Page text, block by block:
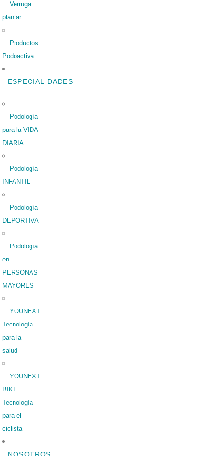
Verruga
plantar
Productos
Podoactiva
ESPECIALIDADES
Podología
para la VIDA
DIARIA
Podología
INFANTIL
Podología
DEPORTIVA
Podología
en
PERSONAS
MAYORES
YOUNEXT.
Tecnología
para la
salud
YOUNEXT
BIKE.
Tecnología
para el
ciclista
NOSOTROS